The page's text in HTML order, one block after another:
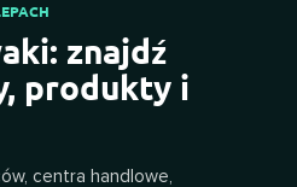
znajdź
produkty i
centra handlowe,